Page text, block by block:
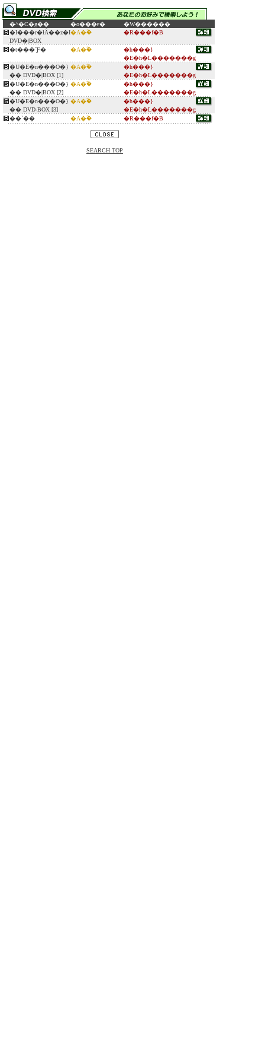
�^�C�g�� �o���ғ�
�W������
�I���r�łȂ��z�I
DVD�|BOX
�A�ؓ� �R���f�B
�t���ˉƑ� �A�ؓ�
�h���}
�E�h�L�������g
�U�E�n���O�}
�� DVD�|BOX [1]
�A�ؓ�
�h���}
�E�h�L�������g
�U�E�n���O�}
�� DVD�|BOX [2]
�A�ؓ�
�h���}
�E�h�L�������g
�U�E�n���O�}
�� DVD-BOX [3]
�A�ؓ�
�h���}
�E�h�L�������g
��`��
�A�ؓ� �R���f�B
SEARCH TOP